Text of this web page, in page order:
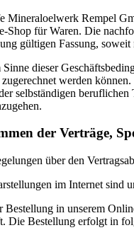
Mineraloelwerk Rempel
Shop für Waren. Die
gültigen Fassung,
dieser
werden
selbständigen beruflichen
der Verträge,
über den
im Internet sind
in unserem
Die Bestellung erfolgt in